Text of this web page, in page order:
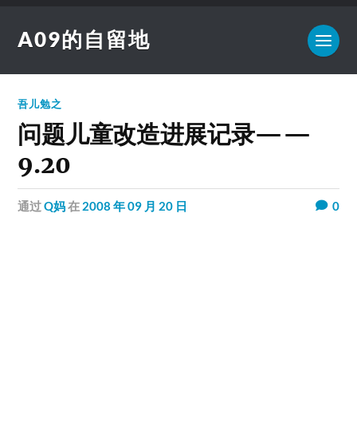
A09的自留地
吾儿勉之
问题儿童改造进展记录——
9.20
通过Q妈在 2008 年 09 月 20 日 0